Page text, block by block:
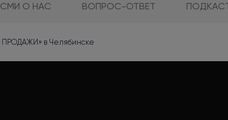
СМИ О НАС ВОПРОС-ОТВЕТ
ПРОДАЖИ» в Челябинске